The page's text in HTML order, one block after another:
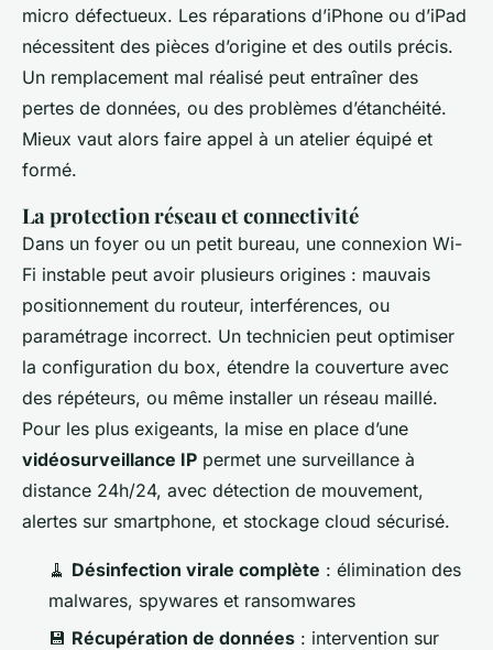
micro défectueux. Les réparations d’iPhone ou d’iPad
nécessitent des pièces d’origine et des outils précis.
Un remplacement mal réalisé peut entraîner des
pertes de données, ou des problèmes d’étanchéité.
Mieux vaut alors faire appel à un atelier équipé et
formé.
La protection réseau et connectivité
Dans un foyer ou un petit bureau, une connexion Wi-
Fi instable peut avoir plusieurs origines : mauvais
positionnement du routeur, interférences, ou
paramétrage incorrect. Un technicien peut optimiser
la configuration du box, étendre la couverture avec
des répéteurs, ou même installer un réseau maillé.
Pour les plus exigeants, la mise en place d’une
vidéosurveillance IP permet une surveillance à
distance 24h/24, avec détection de mouvement,
alertes sur smartphone, et stockage cloud sécurisé.
🧹 Désinfection virale complète : élimination des
malwares, spywares et ransomwares
💾 Récupération de données : intervention sur